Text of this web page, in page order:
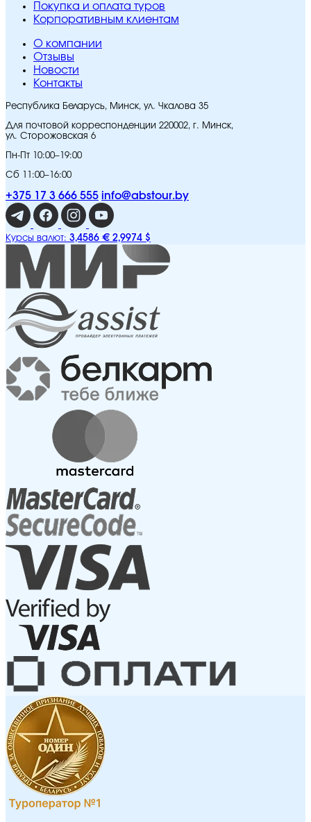
Покупка и оплата туров
Корпоративным клиентам
O компании
Отзывы
Новости
Контакты
Республика Беларусь, Минск, ул. Чкалова 35
Для почтовой корреспонденции 220002, г. Минск,
ул. Сторожовская 6
Пн-Пт 10:00–19:00
Сб 11:00–16:00
+375 17 3 666 555 info@abstour.by
Курсы валют: 3,4586 € 2,9974 $